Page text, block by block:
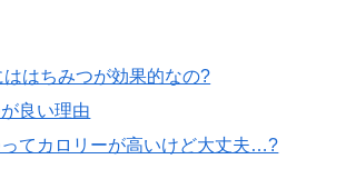
はちみつが効果的なの?
良い理由
てカロリーが高いけど大丈夫…?